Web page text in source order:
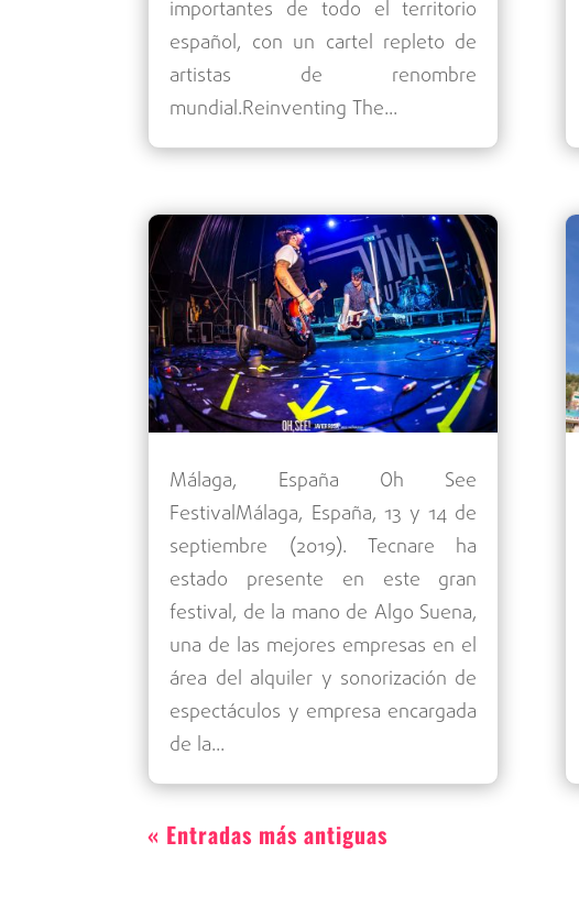
importantes de todo el territorio
español, con un cartel repleto de
artistas de renombre
mundial.Reinventing The...
Málaga, España Oh See
FestivalMálaga, España, 13 y 14 de
septiembre (2019). Tecnare ha
estado presente en este gran
festival, de la mano de Algo Suena,
una de las mejores empresas en el
área del alquiler y sonorización de
espectáculos y empresa encargada
de la...
« Entradas más antiguas